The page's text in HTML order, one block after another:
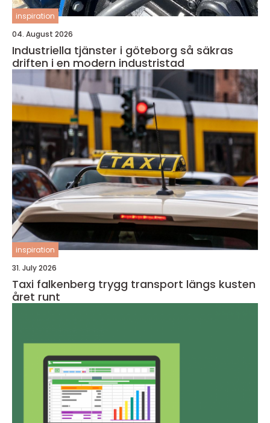
inspiration
04. August 2026
Industriella tjänster i göteborg så säkras
driften i en modern industristad
inspiration
31. July 2026
Taxi falkenberg trygg transport längs kusten
året runt